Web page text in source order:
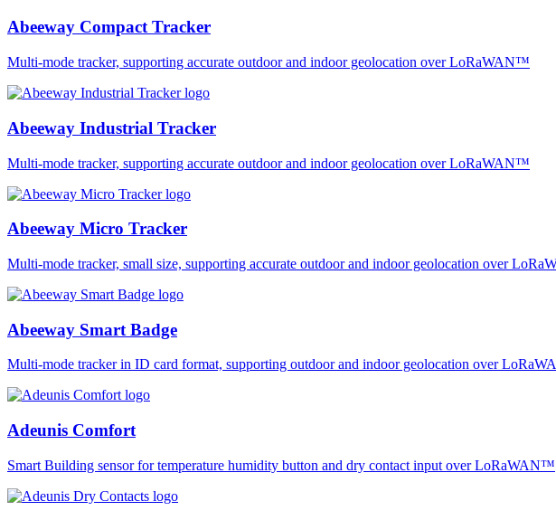
Abeeway Compact Tracker
Multi-mode tracker, supporting accurate outdoor and indoor geolocation over LoRaWAN™
Abeeway Industrial Tracker
Multi-mode tracker, supporting accurate outdoor and indoor geolocation over LoRaWAN™
Abeeway Micro Tracker
Multi-mode tracker, small size, supporting accurate outdoor and indoor geolocation over
Abeeway Smart Badge
Multi-mode tracker in ID card format, supporting outdoor and indoor geolocation over
Adeunis Comfort
Smart Building sensor for temperature humidity button and dry contact input over LoRaWAN™